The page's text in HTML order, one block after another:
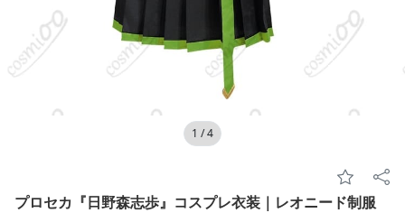
1 /4
プロセカ『日野森志歩』コスプレ衣装｜レオニード制服